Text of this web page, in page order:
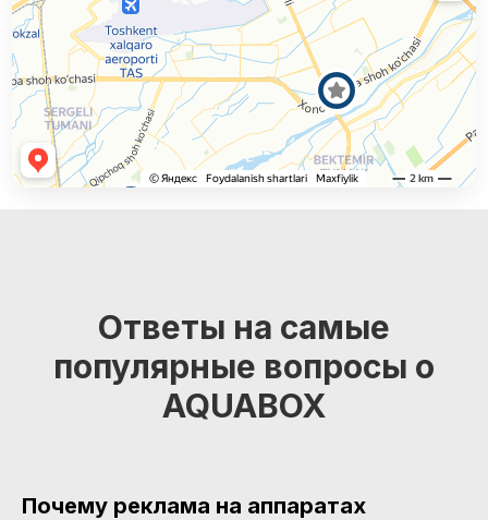
Ответы на самые
популярные вопросы о
AQUABOX
Почему реклама на аппаратах